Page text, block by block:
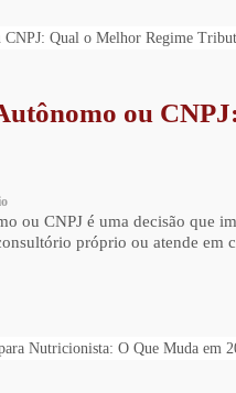
ou
ou CNPJ é uma decisão que
próprio ou atende em